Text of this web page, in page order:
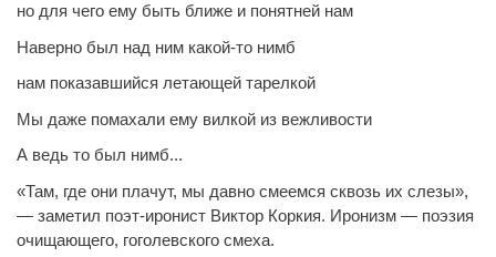
но для чего ему быть ближе и понятней нам
Наверно был над ним какой-то нимб
нам показавшийся летающей тарелкой
Мы даже помахали ему вилкой из вежливости
А ведь то был нимб...
«Там, где они плачут, мы давно смеемся сквозь их слезы»,
— заметил поэт-иронист Виктор Коркия. Иронизм — поэзия
очищающего, гоголевского смеха.